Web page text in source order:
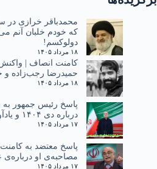
که خودم خلبان آنم
دولوکسم!
۱۸ مرداد ۱۴۰۵
کامنت انصاف |
حمیدرضا رجب‌زاده و
۱۸ مرداد ۱۴۰۵
پاسخ رئیس جمهور به
درباره دی ۱۴۰۴ و یادآوری نطق سال ۸۸
۱۷ مرداد ۱۴۰۵
پاسخ معتضد به
مصاحبه‌ی او درباره‌ی
۱۷ مرداد ۱۴۰۵